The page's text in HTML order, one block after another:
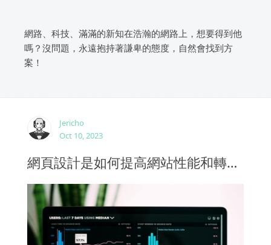
網路、科技、滿滿的新知在浩瀚的網路上，想要得到他
嗎？沒問題，永遠抱持著謙卑的態度，自然會找到方
案！
Jericho
Oct 10, 2023
網頁設計是如何提高網站性能和轉化率